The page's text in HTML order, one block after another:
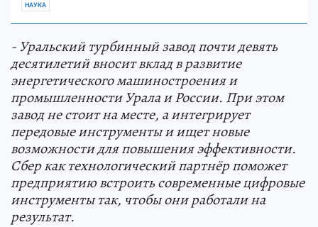
НАУКА
- Уральский турбинный завод почти девять
десятилетий вносит вклад в развитие
энергетического машиностроения и
промышленности Урала и России. При этом
завод не стоит на месте, а интегрирует
передовые инструменты и ищет новые
возможности для повышения эффективности.
Сбер как технологический партнёр поможет
предприятию встроить современные цифровые
инструменты так, чтобы они работали на
результат.